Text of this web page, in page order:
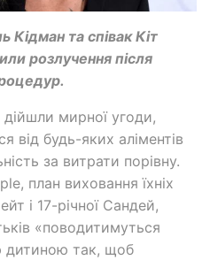
Кідман та співак Кіт
розлучення після
мирної угоди,
від будь-яких аліментів
за витрати порівну.
план виховання їхніх
і 17-річної Сандей,
«поводитимуться
дитиною так, щоб